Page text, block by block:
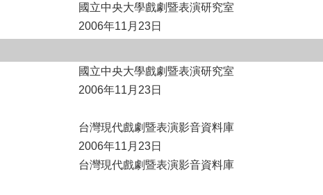
國立中央大學戲劇暨表演研究室
2006年11月23日
國立中央大學戲劇暨表演研究室
2006年11月23日
台灣現代戲劇暨表演影音資料庫
2006年11月23日
台灣現代戲劇暨表演影音資料庫